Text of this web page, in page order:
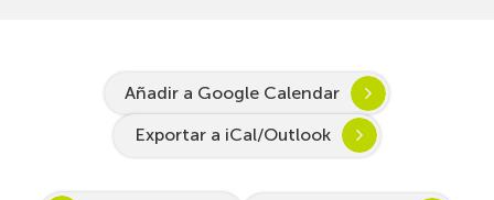
Añadir a Google Calendar
Exportar a iCal/Outlook